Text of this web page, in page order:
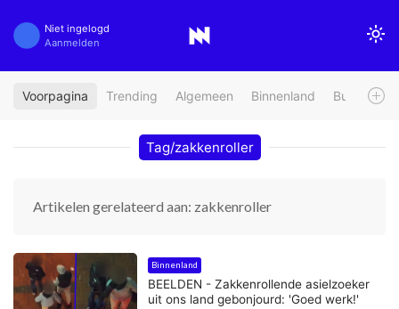
Niet ingelogd
Aanmelden
Voorpagina Trending Algemeen Binnenland Buitenland
Tag/zakkenroller
Artikelen gerelateerd aan: zakkenroller
Binnenland
BEELDEN - Zakkenrollende asielzoeker
uit ons land gebonjourd: 'Goed werk!'